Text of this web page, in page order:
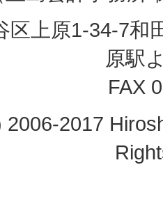
区上原1-34-7和
原駅
FAX
2017